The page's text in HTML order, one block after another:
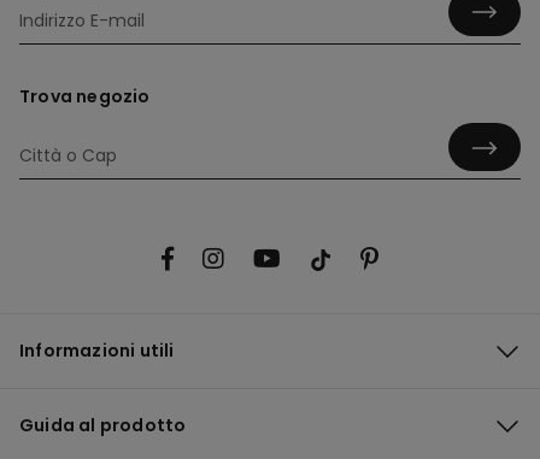
Trova negozio
Informazioni utili
Guida al prodotto